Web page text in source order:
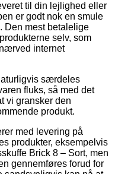
til din lejlighed eller
er godt nok en smule
Den mest betalelige
selv, som
internet
særdeles
fluks, så med det
vi gransker den
produkt.
med levering på
produkter, eksempelvis
Brick 8 – Sort, men
gennemføres forud for